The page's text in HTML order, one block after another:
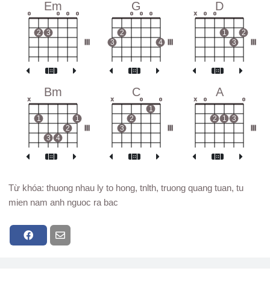
Em
o
2 3
o o o
G
3
2
o o o
4
D
x o o
1
3
2
Bm
x
1
3 4
2
1
C
x
3
2
o
1
o
A
x o
2 1 3
o
Từ khóa: thuong nhau ly to hong, tnlth, truong quang tuan, tu
mien nam anh nguoc ra bac